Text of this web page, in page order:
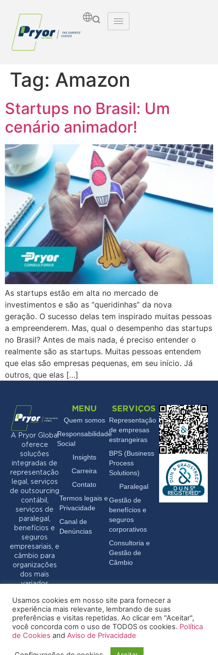
Tag: Amazon
Startups no Brasil: Um
cenário animador!
As startups estão em alta no mercado de
investimentos e são as “queridinhas” da nova
geração. O sucesso delas tem inspirado muitas pessoas
a empreenderem. Mas, qual o desempenho das startups
no Brasil? Antes de mais nada, é preciso entender o
realmente são as startups. Muitas pessoas entendem
que elas são empresas pequenas, em seu início. Já
outros, que elas […]
A Pryor Global
oferece
soluções
integradas de
representação
legal, serviços
de outsourcing
contábil,
serviços de
paralegal,
benefícios e
seguros
empresariais, e
câmbio para
organizações
dos mais
variados
MENU
Quem somos
Responsabilidade
Social
Insights
Carreira
Contato
Termos legais e
Privacidade
Canal de
Denúncias
SERVIÇOS
Representação
de empresas
estrangeiras
BPS (Business
Process
Solutions)
Paralegal
Gestão de
benefícios e
seguros
corporativos
Consultoria e
Gestão de
Câmbio
Usamos cookies em nosso site para fornecer a
experiência mais relevante, lembrando de suas
preferências e visitas repetidas. Ao clicar em "Aceitar",
você concorda com o uso de TODOS os cookies. Política
de Cookies and Aviso de Privacidade